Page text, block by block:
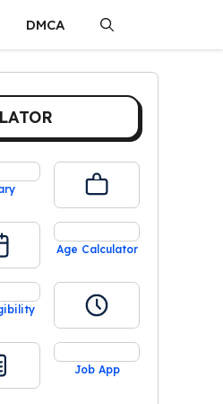
DMCA
Age Calculator
Job App